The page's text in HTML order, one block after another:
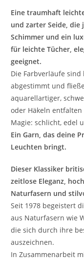
Eine traumhaft
und zarter Seide, die
Schimmer und ein
für leichte Tücher,
geeignet.
Die Farbverläufe
abgestimmt und
aquarellartiger,
oder Häkeln
Magie: schlicht, edel
Ein Garn, das deine
Leuchten bringt.
Dieser Klassiker
zeitlose Eleganz,
Naturfasern und
Seit 1978 begeistert
aus Naturfasern wie
die sich durch ihre
auszeichnen.
In Zusammenarbeit